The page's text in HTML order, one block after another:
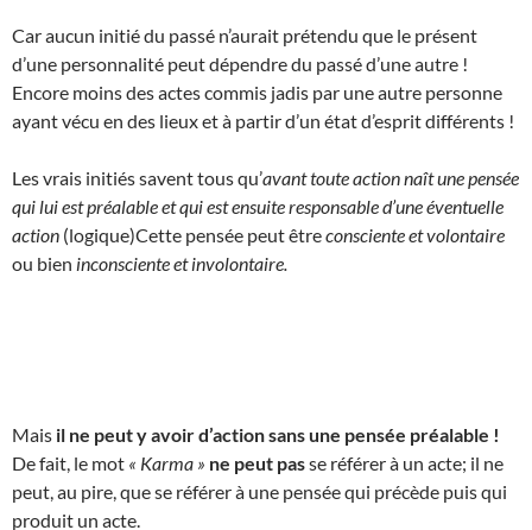
Car aucun initié du passé n’aurait prétendu que le présent
d’une personnalité peut dépendre du passé d’une autre !
Encore moins des actes commis jadis par une autre personne
ayant vécu en des lieux et à partir d’un état d’esprit différents !
Les vrais initiés savent tous qu’avant toute action naît une pensée
qui lui est préalable et qui est ensuite responsable d’une éventuelle
action (logique)Cette pensée peut êtreconsciente et volontaire
ou bien inconsciente et involontaire.
Mais il ne peut y avoir d’action sans une pensée préalable !
De fait, le mot « Karma » ne peut passe référer à un acte; il ne
peut, au pire, que se référer à une pensée qui précède puis qui
produit un acte.